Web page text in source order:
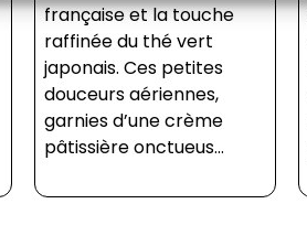
française et la touche
raffinée du thé vert
japonais. Ces petites
douceurs aériennes,
garnies d’une crème
pâtissière onctueus...